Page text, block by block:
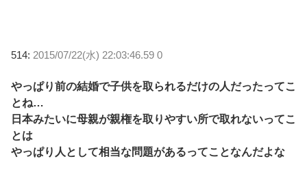
514: 2015/07/22(水) 22:03:46.59 0
やっぱり前の結婚で子供を取られるだけの人だったってこ
とね…
日本みたいに母親が親権を取りやすい所で取れないってこ
とは
やっぱり人として相当な問題があるってことなんだよな